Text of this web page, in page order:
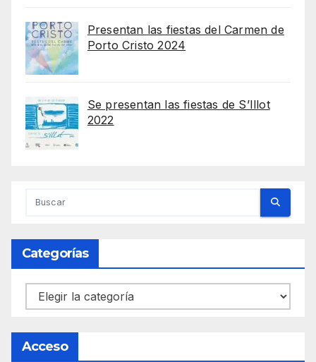
Presentan las fiestas del Carmen de
Porto Cristo 2024
Se presentan las fiestas de S’Illot
2022
Categorías
Categorías
Acceso